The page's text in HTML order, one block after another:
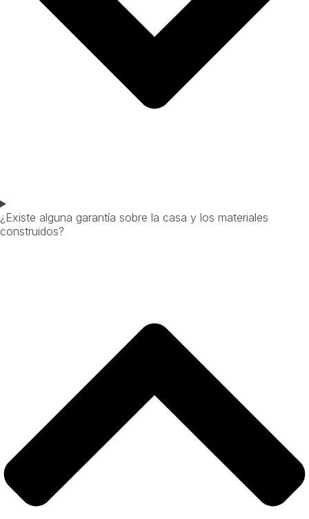
¿Existe alguna garantía sobre la casa y los materiales
construidos?